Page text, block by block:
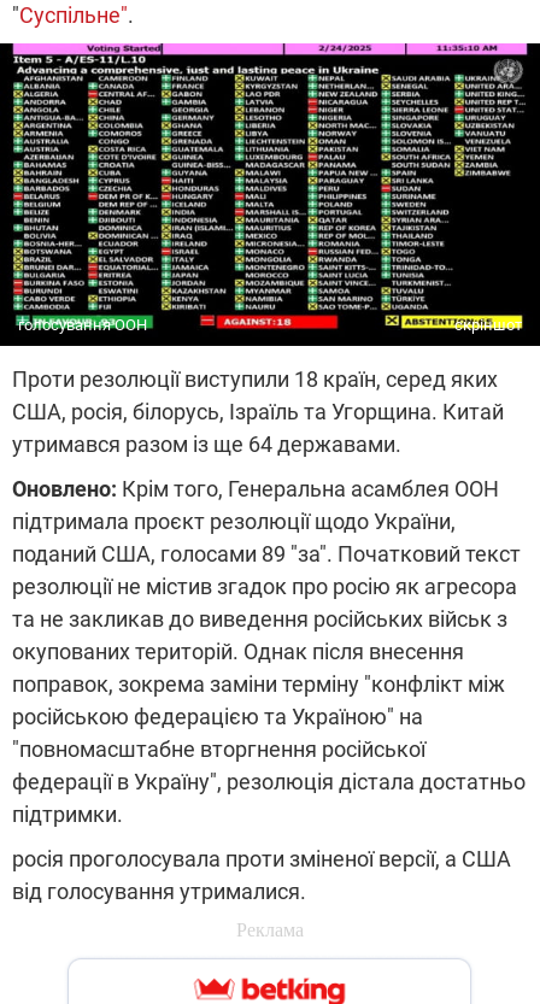
"Суспільне".
голосування ООН скріншот
Проти резолюції виступили 18 країн, серед яких
США, росія, білорусь, Ізраїль та Угорщина. Китай
утримався разом із ще 64 державами.
Оновлено: Крім того, Генеральна асамблея ООН
підтримала проєкт резолюції щодо України,
поданий США, голосами 89 "за". Початковий текст
резолюції не містив згадок про росію як агресора
та не закликав до виведення російських військ з
окупованих територій. Однак після внесення
поправок, зокрема заміни терміну "конфлікт між
російською федерацією та Україною" на
"повномасштабне вторгнення російської
федерації в Україну", резолюція дістала достатньо
підтримки.
росія проголосувала проти зміненої версії, а США
від голосування утрималися.